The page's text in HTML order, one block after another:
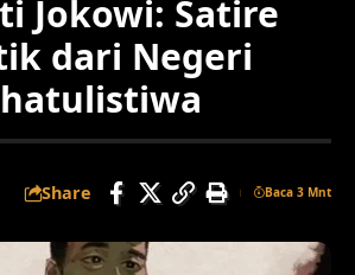
Jokowi: Satire
dari Negeri
Share Baca 3 Mnt